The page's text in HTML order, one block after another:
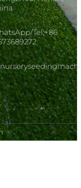
Hanfpflanzer
Tel:+86